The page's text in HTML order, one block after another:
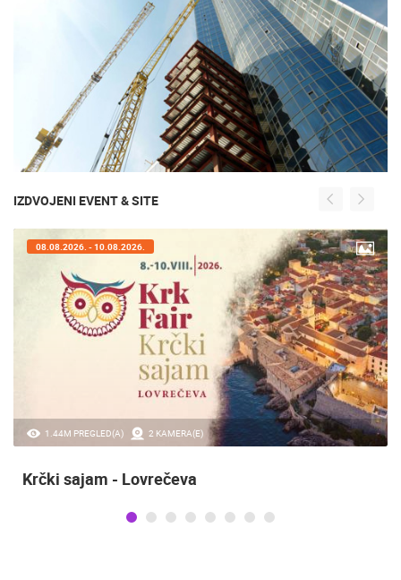
IZDVOJENI EVENT & SITE
1.44M PREGLED(A) 2 KAMERA(E)
08.08.2026. - 10.08.2026.
Krčki sajam - Lovrečeva